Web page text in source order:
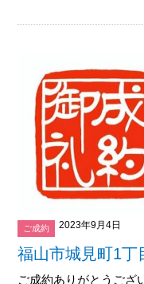
ご成約 2023年9月4日
福山市城見町1
ご成約ありがとうござ